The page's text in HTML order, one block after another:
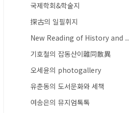
국제학회&학술지
探古의 일필휘지
New Reading of History and ..
기호철의 잡동산이雜同散異
오세윤의 photogallery
유춘동의 도서문화와 세책
여송은의 뮤지엄톡톡